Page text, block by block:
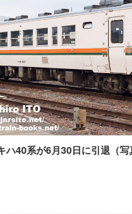
ハ40系が6月30日に引退（写